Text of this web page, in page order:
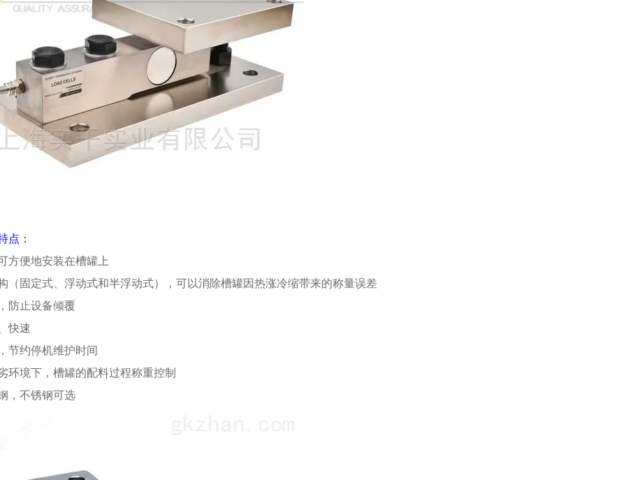
点：
方便地安装在槽罐上
（固定式、浮动式和半浮动式），可以消除槽罐因热涨冷缩带来的称量误差
防止设备倾覆
快速
节约停机维护时间
环境下，槽罐的配料过程称重控制
，不锈钢可选